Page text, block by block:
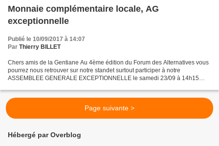
Monnaie complémentaire locale, AG
exceptionnelle
Publié le 10/09/2017 à 14:07
Par Thierry BILLET
Chers amis de la Gentiane Au 4ème édition du Forum des Alternatives vous
pourrez nous retrouver sur notre standet surtout participer à notre
ASSEMBLEE GENERALE EXCEPTIONNELLE le samedi 23/09 à 14h15
Page suivante >
Hébergé par Overblog